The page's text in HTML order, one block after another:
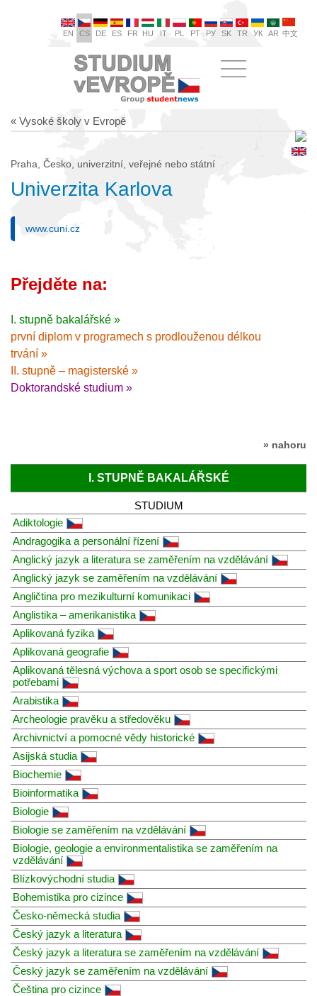
EN CS DE ES FR HU IT PL PT РУ SK TR УК AR 中文
« Vysoké školy v Evropě
Praha, Česko, univerzitní, veřejné nebo státní
Univerzita Karlova
www.cuni.cz
Přejděte na:
I. stupně bakalářské »
první diplom v programech s prodlouženou délkou
trvání »
II. stupně – magisterské »
Doktorandské studium »
» nahoru
I. STUPNĚ BAKALÁŘSKÉ
STUDIUM
Adiktologie
Andragogika a personální řízení
Anglický jazyk a literatura se zaměřením na vzdělávání
Anglický jazyk se zaměřením na vzdělávání
Angličtina pro mezikulturní komunikaci
Anglistika – amerikanistika
Aplikovaná fyzika
Aplikovaná geografie
Aplikovaná tělesná výchova a sport osob se specifickými
potřebami
Arabistika
Archeologie pravěku a středověku
Archivnictví a pomocné vědy historické
Asijská studia
Biochemie
Bioinformatika
Biologie
Biologie se zaměřením na vzdělávání
Biologie, geologie a environmentalistika se zaměřením na
vzdělávání
Blízkovýchodní studia
Bohemistika pro cizince
Česko-německá studia
Český jazyk a literatura
Český jazyk a literatura se zaměřením na vzdělávání
Český jazyk se zaměřením na vzdělávání
Čeština pro cizince